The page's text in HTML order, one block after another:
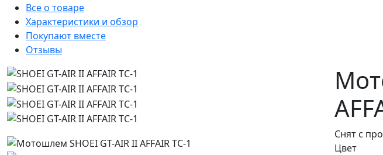
Все о товаре
Характеристики и обзор
Покупают вместе
Отзывы
Снят с
Цвет